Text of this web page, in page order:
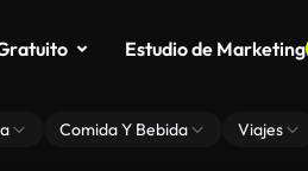
Estudio de Marketing
Comida Y Bebida Viajes